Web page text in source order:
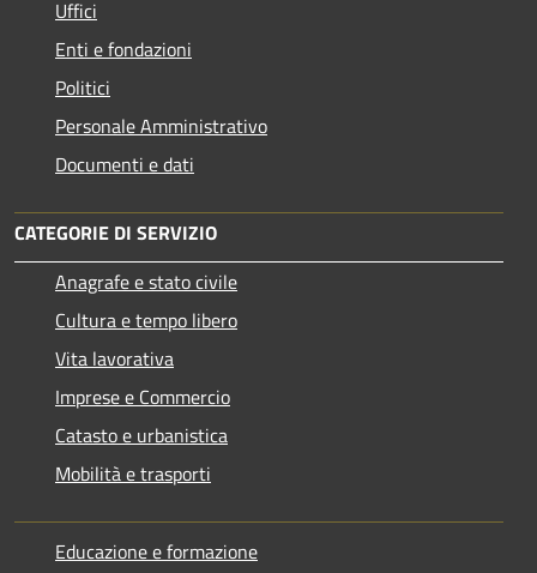
Uffici
Enti e fondazioni
Politici
Personale Amministrativo
Documenti e dati
CATEGORIE DI SERVIZIO
Anagrafe e stato civile
Cultura e tempo libero
Vita lavorativa
Imprese e Commercio
Catasto e urbanistica
Mobilità e trasporti
Educazione e formazione